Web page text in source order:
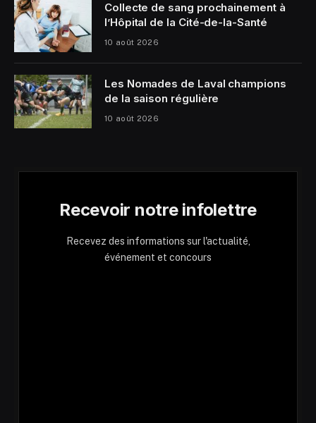
Collecte de sang prochainement à
l’Hôpital de la Cité-de-la-Santé
10 août 2026
Les Nomades de Laval champions
de la saison régulière
10 août 2026
Recevoir notre infolettre
Recevez des informations sur l'actualité,
événement et concours